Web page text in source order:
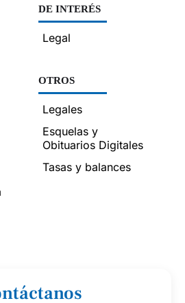
DE INTERÉS
Legal
OTROS
Legales
Esquelas y
Obituarios Digitales
Tasas y balances